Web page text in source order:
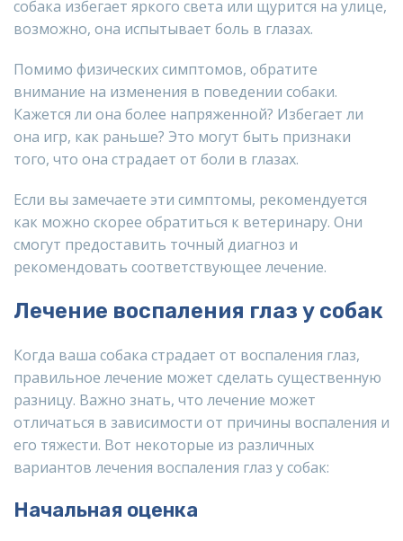
собака избегает яркого света или щурится на улице,
возможно, она испытывает боль в глазах.
Помимо физических симптомов, обратите
внимание на изменения в поведении собаки.
Кажется ли она более напряженной? Избегает ли
она игр, как раньше? Это могут быть признаки
того, что она страдает от боли в глазах.
Если вы замечаете эти симптомы, рекомендуется
как можно скорее обратиться к ветеринару. Они
смогут предоставить точный диагноз и
рекомендовать соответствующее лечение.
Лечение воспаления глаз у собак
Когда ваша собака страдает от воспаления глаз,
правильное лечение может сделать существенную
разницу. Важно знать, что лечение может
отличаться в зависимости от причины воспаления и
его тяжести. Вот некоторые из различных
вариантов лечения воспаления глаз у собак:
Начальная оценка